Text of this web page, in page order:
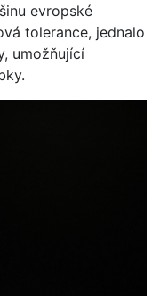
evropské
tolerance, jednalo
umožňující